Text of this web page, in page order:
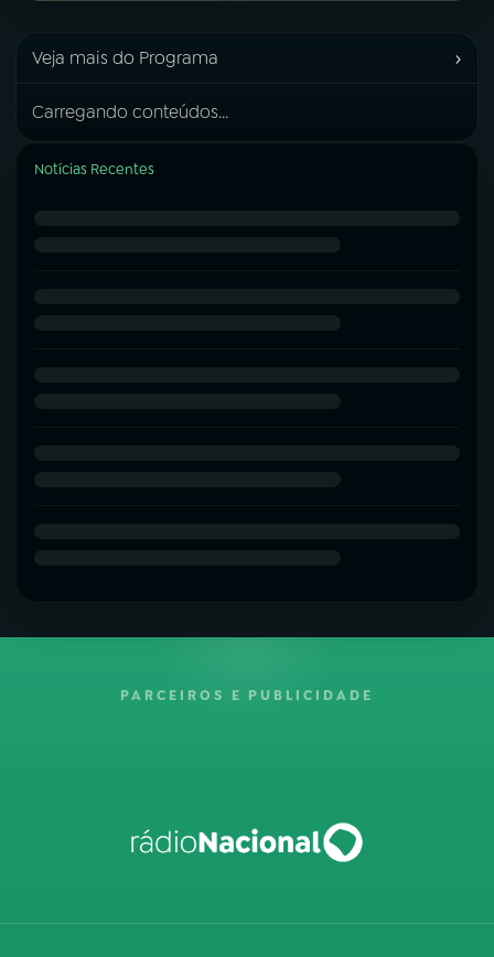
Veja mais do Programa ›
Carregando conteúdos...
Notícias Recentes
PARCEIROS E PUBLICIDADE